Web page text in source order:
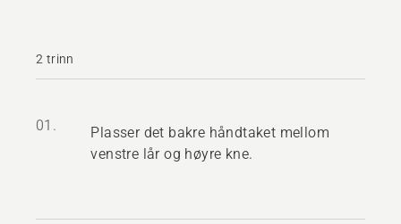
2 trinn
01.
Plasser det bakre håndtaket mellom
venstre lår og høyre kne.